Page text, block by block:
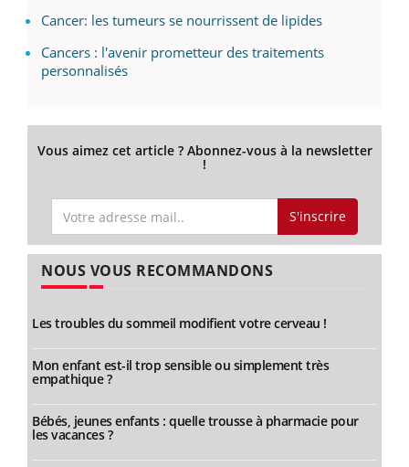
Cancer: les tumeurs se nourrissent de lipides
Cancers : l'avenir prometteur des traitements
personnalisés
Vous aimez cet article ? Abonnez-vous à la newsletter
!
S'inscrire
NOUS VOUS RECOMMANDONS
Les troubles du sommeil modifient votre cerveau !
Mon enfant est-il trop sensible ou simplement très
empathique ?
Bébés, jeunes enfants : quelle trousse à pharmacie pour
les vacances ?